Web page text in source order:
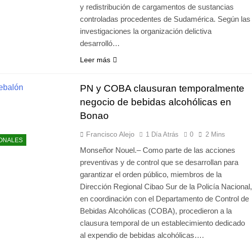
y redistribución de cargamentos de sustancias
controladas procedentes de Sudamérica. Según las
investigaciones la organización delictiva
desarrolló…
Leer más
PN y COBA clausuran temporalmente
negocio de bebidas alcohólicas en
Bonao
Francisco Alejo 1 Día Atrás 0 2 Mins
Monseñor Nouel.– Como parte de las acciones
preventivas y de control que se desarrollan para
garantizar el orden público, miembros de la
Dirección Regional Cibao Sur de la Policía Nacional,
en coordinación con el Departamento de Control de
Bebidas Alcohólicas (COBA), procedieron a la
clausura temporal de un establecimiento dedicado
al expendio de bebidas alcohólicas….